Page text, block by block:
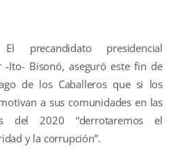
precandidato presidencial
-Ito- Bisonó, aseguró este fin de
de los Caballeros que si los
a sus comunidades en las
del 2020 “derrotaremos el
y la corrupción”.